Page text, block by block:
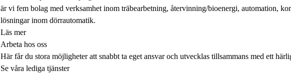
är vi fem bolag med verksamhet inom träbearbetning, återvinning/bioenergi, automation,
lösningar inom dörrautomatik.
Läs mer
Arbeta hos oss
Här får du stora möjligheter att snabbt ta eget ansvar och utvecklas tillsammans med ett
Se våra lediga tjänster